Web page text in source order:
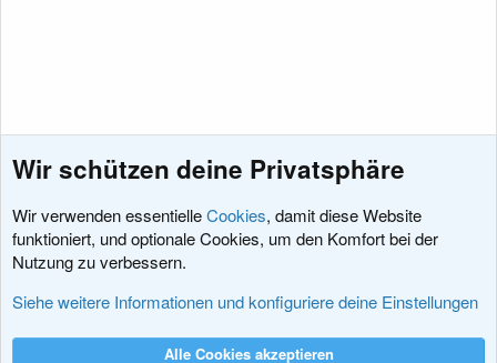
Fragen und Antworten
Wir schützen deine Privatsphäre
Wir verwenden essentielleCookies, damit diese Website
funktioniert, und optionale Cookies, um den Komfort bei der
Nutzung zu verbessern.
Siehe weitere Informationen und konfiguriere deine Einstellungen
Alle Cookies akzeptieren